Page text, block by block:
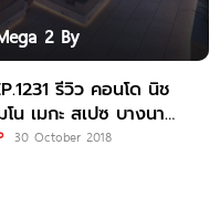
2 By
รีวิว คอนโด นิช
โน เมกะ สเปซ บางนา
MONO
30 October 2018